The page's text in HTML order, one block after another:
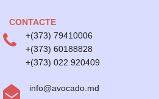
CONTACTE
+(373) 79410006
+(373) 60188828
+(373) 022 920409
info@avocado.md